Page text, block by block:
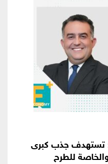
تستهدف جذب كبرى
للطرح